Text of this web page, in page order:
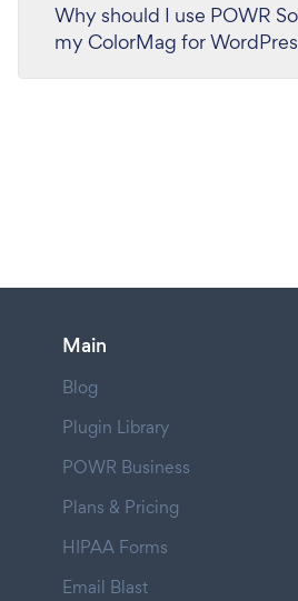
Why should I use POWR
my ColorMag for
Main
Blog
Plugin Library
POWR Business
Plans & Pricing
HIPAA Forms
Email Blast